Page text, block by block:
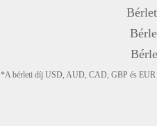
*A bérleti díj USD, AUD, CAD, GBP és EUR